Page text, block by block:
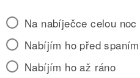
Na nabíječce celou noc
Nabíjím ho před spaním
Nabíjím ho až ráno